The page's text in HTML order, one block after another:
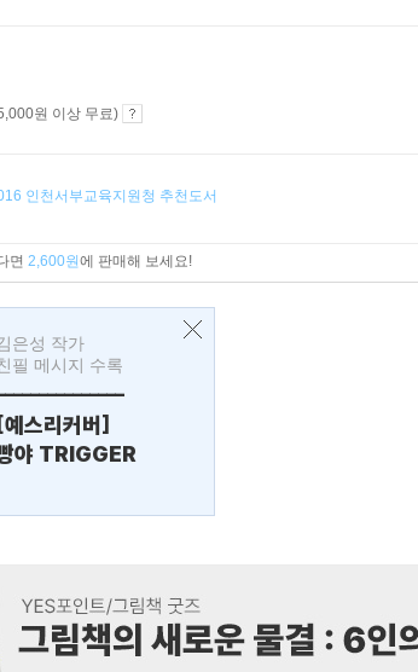
원 이상 무료)
인천서부교육지원청 추천도서
면 2,600원에 판매해 보세요!
은성 작가
필 메시지 수록
[예스리커버]
야 TRIGGER